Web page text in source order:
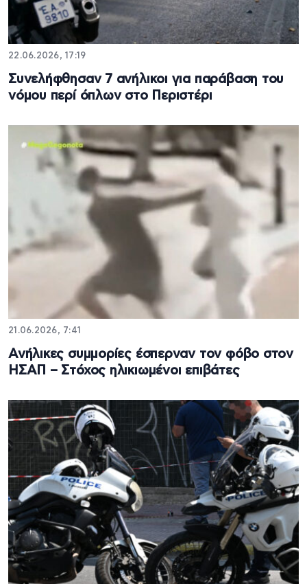
22.06.2026, 17:19
Συνελήφθησαν 7 ανήλικοι για παράβαση του
νόμου περί όπλων στο Περιστέρι
21.06.2026, 7:41
Ανήλικες συμμορίες έσπερναν τον φόβο στον
ΗΣΑΠ – Στόχος ηλικιωμένοι επιβάτες